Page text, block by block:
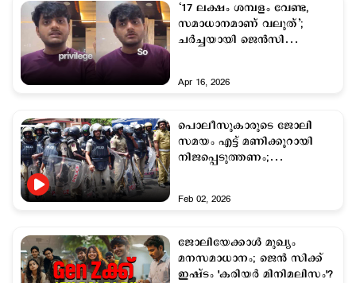
‘17 ലക്ഷം ശമ്പളം വേണ്ട,
സമാധാനമാണ് വലുത്’;
ചര്‍ച്ചയായി ജെന്‍സി
Apr 16, 2026
പൊലീസുകാരുടെ ജോലി
സമയം എട്ട് മണിക്കൂറായി
നിജപ്പെടുത്തണം;
Feb 02, 2026
ജോലിയേക്കാൾ മുഖ്യം
മനസമാധാനം; ജെൻ സിക്ക്
ഇഷ്ടം 'കരിയർ മിനിമലിസം'?